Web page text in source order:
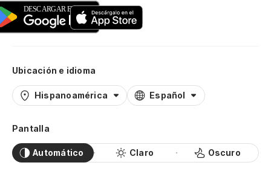
Ubicación e idioma
Hispanoamérica Español
Pantalla
Automático Claro Oscuro